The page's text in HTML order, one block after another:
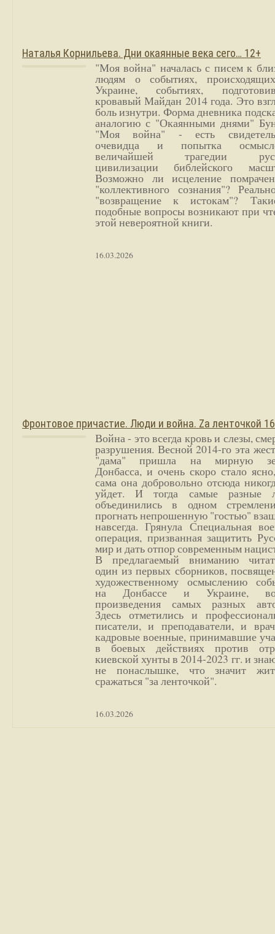
Наталья Корнильева. Дни окаянные века сего… 12+
"Моя война" началась с писем к
людям о событиях,
Украине, событиях,
кровавый Майдан 2014 года. Это
боль изнутри. Форма дневника
аналогию с "Окаянными днями"
"Моя война" - есть
очевидца и попытка
величайшей трагедии
цивилизации библейского
Возможно ли исцеление
"коллективного сознания"?
"возвращение к истокам"?
подобные вопросы возникают при
этой невероятной книги.
16.03.2026
Фронтовое причастие. Люди и война. Zа ленточкой
Война - это всегда кровь и слезы,
разрушения. Весной 2014-го эта
"дама" пришла на мирную
Донбасса, и очень скоро стало
сама она добровольно отсюда
уйдет. И тогда самые разные
объединились в одном
прогнать непрошенную "гостью"
навсегда. Грянула Специальная
операция, призванная защитить
мир и дать отпор современным
В предлагаемый вниманию
один из первых сборников,
художественному осмыслению
на Донбассе и Украине,
произведения самых разных
Здесь отметились и
писатели, и преподаватели, и
кадровые военные, принимавшие
в боевых действиях против
киевской хунты в 2014-2023 гг. и
не понаслышке, что значит
сражаться "за ленточкой".
16.03.2026